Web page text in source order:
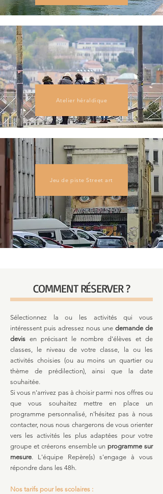
Atelier héraldique
Jeu de piste Street art
COMMENT RÉSERVER ?
Sélectionnez la ou les activités qui vous
intéressent puis adressez nous une demande de
devis en précisant le nombre d'élèves et de
classes, le niveau de votre classe, la ou les
activités choisies (ou au moins un quartier ou
thème de prédilection), ainsi que la date
souhaitée.
Si vous n'arrivez pas à choisir parmi nos offres ou
que vous souhaitez mettre en place un
programme personnalisé, n'hésitez pas à nous
contacter, nous nous chargerons de vous orienter
vers les activités les plus adaptées pour votre
groupe et créerons ensemble unprogramme sur
mesure. L'équipe Repère(s) s'engage à vous
répondre dans les 48h.
Nos tarifs pour les scolaires :